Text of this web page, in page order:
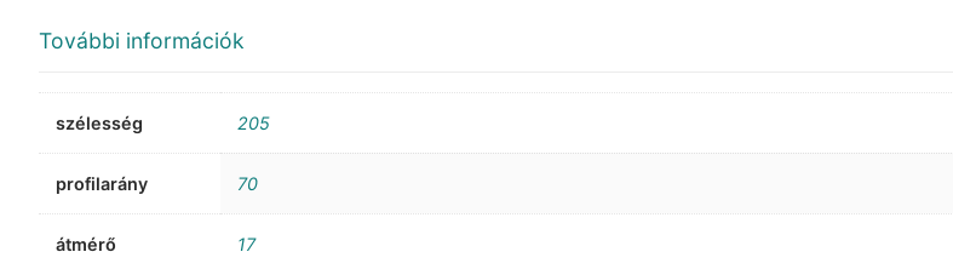
További információk
szélesség 205
profilarány 70
átmérő 17